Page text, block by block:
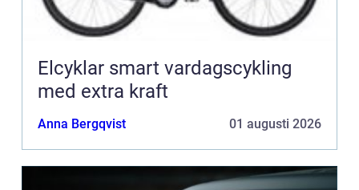
Elcyklar smart vardagscykling
med extra kraft
Anna Bergqvist 01 augusti 2026